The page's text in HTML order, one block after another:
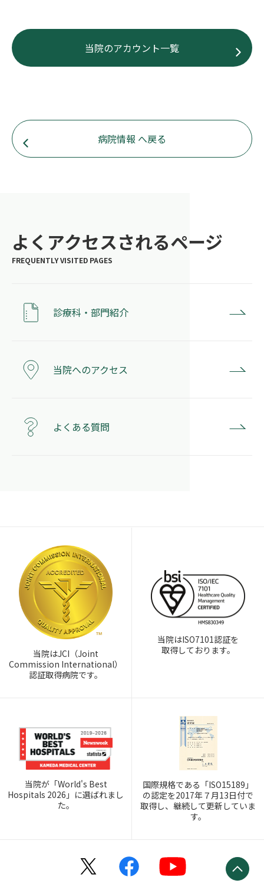
当院のアカウント一覧
病院情報 へ戻る
よくアクセスされるページ
診療科・部門紹介
当院へのアクセス
よくある質問
当院はJCI（Joint
Commission International）
認証取得病院です。
当院はISO7101認証を
取得しております。
当院が「World's Best
Hospitals 2026」に選ばれまし
た。
国際規格である「ISO15189」
の認定を2017年７月13日付で
取得し、継続して更新していま
す。